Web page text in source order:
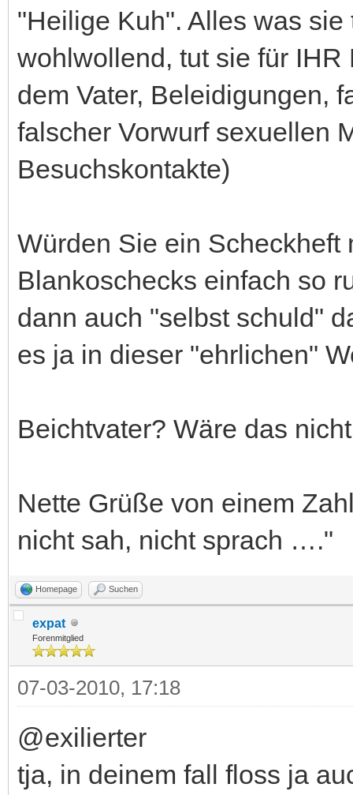
"Heilige Kuh". Alles was
wohlwollend, tut sie für
dem Vater, Beleidigungen,
falscher Vorwurf sexuellen
Besuchskontakte)
Würden Sie ein Scheckheft
Blankoschecks einfach so
dann auch "selbst schuld"
es ja in dieser "ehrlichen"
Beichtvater? Wäre das
Nette Grüße von einem
nicht sah, nicht sprach …."
Homepage Suchen
expat
Forenmitglied
07-03-2010, 17:18
@exilierter
tja, in deinem fall floss ja